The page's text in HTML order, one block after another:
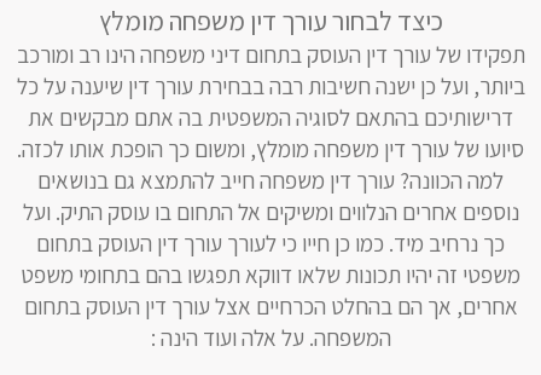
כיצד לבחור עורך דין משפחה מומלץ
תפקידו של עורך דין העוסק בתחום דיני משפחה הינו רב ומורכב
ביותר, ועל כן ישנה חשיבות רבה בבחירת עורך דין שיענה על כל
דרישותיכם בהתאם לסוגיה המשפטית בה אתם מבקשים את
סיועו של עורך דין משפחה מומלץ, ומשום כך הופכת אותו לכזה.
למה הכוונה? עורך דין משפחה חייב להתמצא גם בנושאים
נוספים אחרים הנלווים ומשיקים אל התחום בו עוסק התיק. ועל
כך נרחיב מיד. כמו כן חייו כי לעורך עורך דין העוסק בתחום
משפטי זה יהיו תכונות שלאו דווקא תפגשו בהם בתחומי משפט
אחרים, אך הם בהחלט הכרחיים אצל עורך דין העוסק בתחום
המשפחה. על אלה ועוד הינה :